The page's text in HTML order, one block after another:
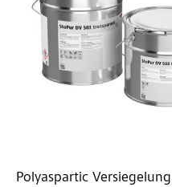
Polyaspartic